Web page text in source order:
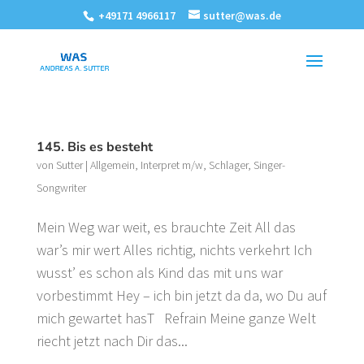
+49171 4966117 sutter@was.de
145. Bis es besteht
von Sutter| Allgemein, Interpret m/w, Schlager, Singer-
Songwriter
Mein Weg war weit, es brauchte Zeit All das
war’s mir wert Alles richtig, nichts verkehrt Ich
wusst’ es schon als Kind das mit uns war
vorbestimmt Hey – ich bin jetzt da da, wo Du auf
mich gewartet hasT Refrain Meine ganze Welt
riecht jetzt nach Dir das...